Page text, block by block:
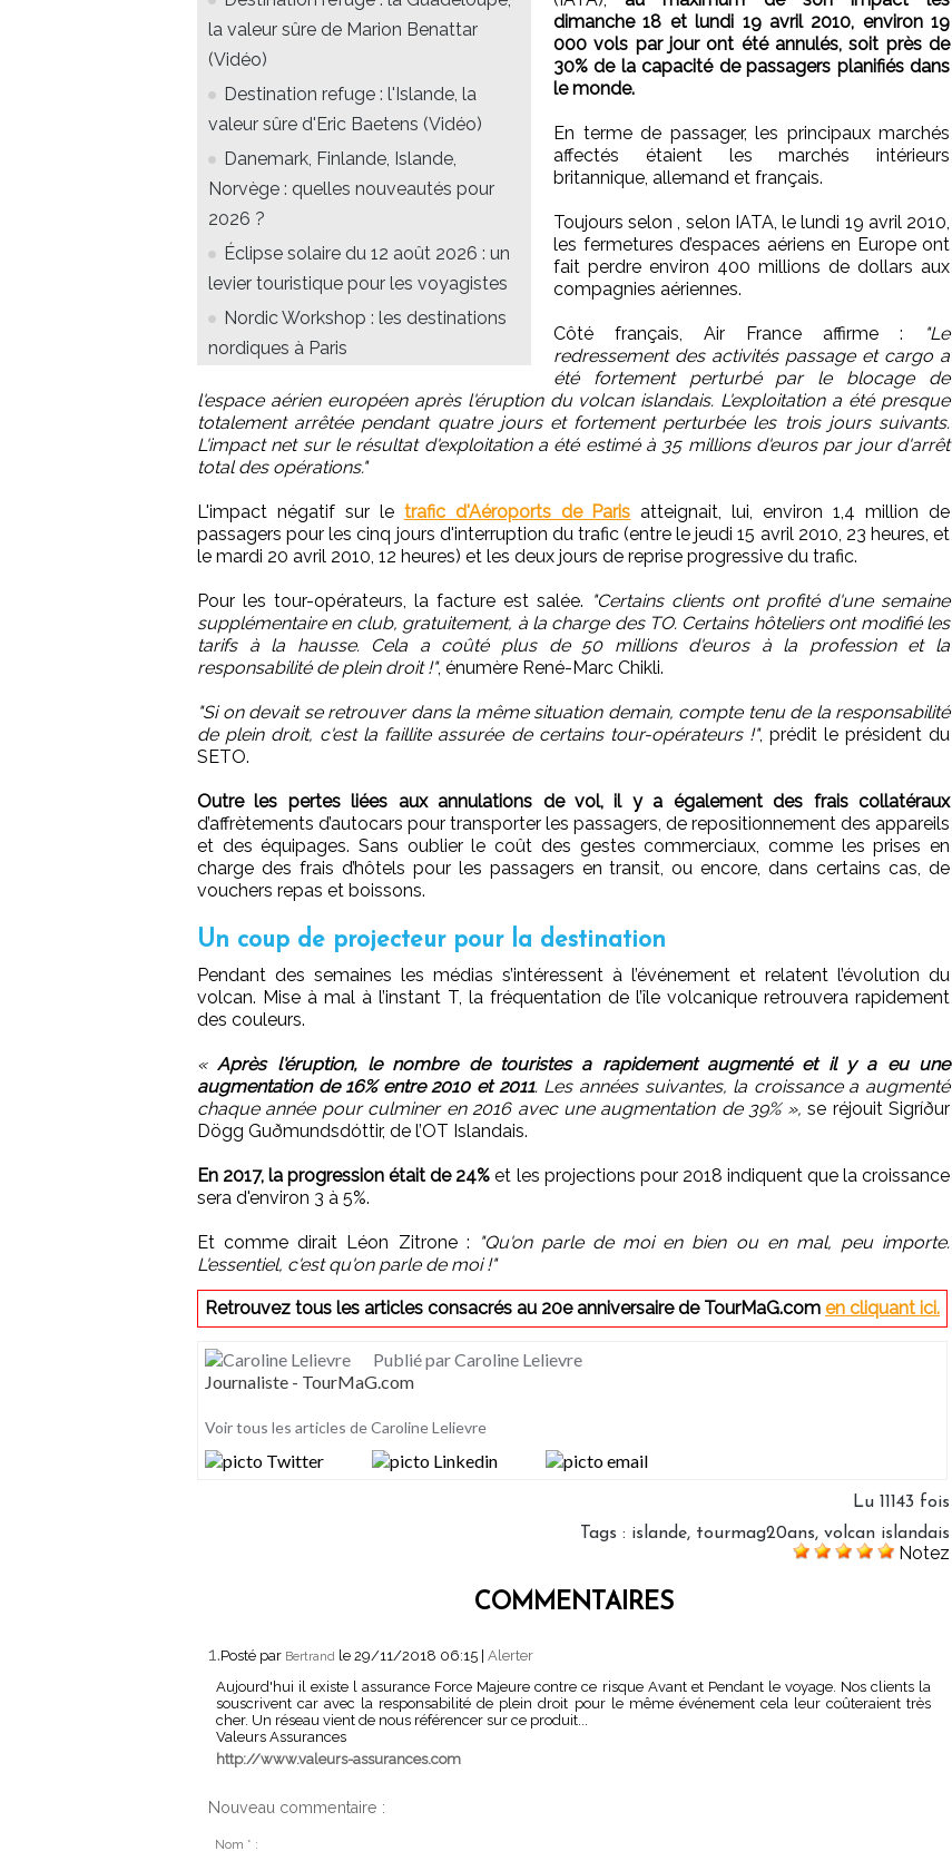
la valeur sûre de Marion Benattar
(Vidéo)
Destination refuge : l'Islande, la
valeur sûre d'Eric Baetens (Vidéo)
Danemark, Finlande, Islande,
Norvège : quelles nouveautés pour
2026 ?
Éclipse solaire du 12 août 2026 : un
levier touristique pour les voyagistes
Nordic Workshop : les destinations
nordiques à Paris
dimanche 18 et lundi 19 avril 2010, environ 19
000 vols par jour ont été annulés, soit près de
30% de la capacité de passagers planifiés dans
le monde.
En terme de passager, les principaux marchés
affectés étaient les marchés intérieurs
britannique, allemand et français.
Toujours selon , selon IATA, le lundi 19 avril 2010,
les fermetures d’espaces aériens en Europe ont
fait perdre environ 400 millions de dollars aux
compagnies aériennes.
Côté français, Air France affirme :
"Le
redressement des activités passage et cargo a
été fortement perturbé par le blocage de
l'espace aérien européen après l'éruption du volcan islandais. L'exploitation a été presque
totalement arrêtée pendant quatre jours et fortement perturbée les trois jours suivants.
L'impact net sur le résultat d'exploitation a été estimé à 35 millions d'euros par jour d'arrêt
total des opérations."
L'impact négatif sur le trafic d'Aéroports de Paris atteignait, lui, environ 1,4 million de
passagers pour les cinq jours d'interruption du trafic (entre le jeudi 15 avril 2010, 23 heures, et
le mardi 20 avril 2010, 12 heures) et les deux jours de reprise progressive du trafic.
Pour les tour-opérateurs, la facture est salée. "Certains clients ont profité d'une semaine
supplémentaire en club, gratuitement, à la charge des TO. Certains hôteliers ont modifié les
tarifs à la hausse. Cela a coûté plus de 50 millions d'euros à la profession et la
responsabilité de plein droit !", énumère René-Marc Chikli.
"Si on devait se retrouver dans la même situation demain, compte tenu de la responsabilité
de plein droit, c'est la faillite assurée de certains tour-opérateurs !", prédit le président du
SETO.
Outre les pertes liées aux annulations de vol, il y a également des frais collatéraux
d’affrètements d’autocars pour transporter les passagers, de repositionnement des appareils
et des équipages. Sans oublier le coût des gestes commerciaux, comme les prises en
charge des frais d’hôtels pour les passagers en transit, ou encore, dans certains cas, de
vouchers repas et boissons.
Un coup de projecteur pour la destination
Pendant des semaines les médias s’intéressent à l’événement et relatent l’évolution du
volcan. Mise à mal à l’instant T, la fréquentation de l’île volcanique retrouvera rapidement
des couleurs.
«Après l'éruption, le nombre de touristes a rapidement augmenté et il y a eu une
augmentation de 16% entre 2010 et 2011. Les années suivantes, la croissance a augmenté
chaque année pour culminer en 2016 avec une augmentation de 39% », se réjouit Sigríður
Dögg Guðmundsdóttir, de l’OT Islandais.
En 2017, la progression était de 24% et les projections pour 2018 indiquent que la croissance
sera d'environ 3 à 5%.
Et comme dirait Léon Zitrone :
"Qu'on parle de moi en bien ou en mal, peu importe.
L'essentiel, c'est qu'on parle de moi !"
Retrouvez tous les articles consacrés au 20e anniversaire de TourMaG.com en cliquant ici.
Publié par Caroline Lelievre
Journaliste - TourMaG.com
Voir tous les articles de Caroline Lelievre
Lu 11143 fois
Tags : islande, tourmag20ans, volcan islandais
Notez
COMMENTAIRES
1.Posté par Bertrand le 29/11/2018 06:15 Alerter
Aujourd'hui il existe l assurance Force Majeure contre ce risque Avant et Pendant le voyage. Nos clients la
souscrivent car avec la responsabilité de plein droit pour le même événement cela leur coûteraient très
cher. Un réseau vient de nous référencer sur ce produit...
Valeurs Assurances
http://www.valeurs-assurances.com
Nouveau commentaire :
Nom * :